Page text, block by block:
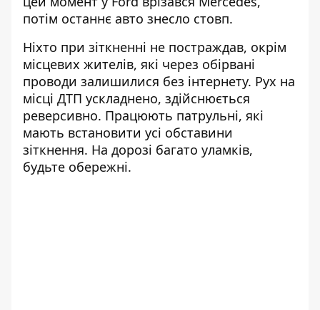
потім останнє авто знесло стовп.
Ніхто при зіткненні не постраждав, окрім
місцевих жителів, які через обірвані
проводи залишилися без інтернету. Рух на
місці ДТП ускладнено, здійснюється
реверсивно. Працюють патрульні, які
мають встановити усі обставини
зіткнення. На дорозі багато уламків,
будьте обережні.